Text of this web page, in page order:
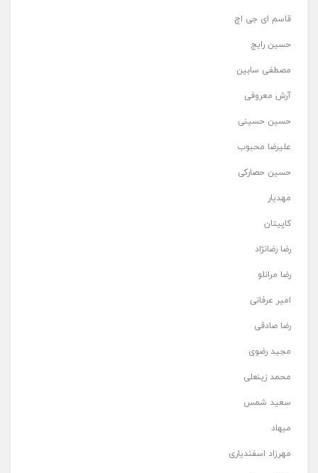
قاسم ای جی اچ
حسین رایج
مصطفی سابین
آرش معروفی
حسین حسینی
علیرضا محبوب
حسین حصارکی
مهدیار
کاپیتان
رضا رضانژاد
رضا مرانلو
امیر عرفانی
رضا صادقی
مجید رضوی
محمد زینعلی
سعید شمس
میهاد
مهرزاد اسفندیاری